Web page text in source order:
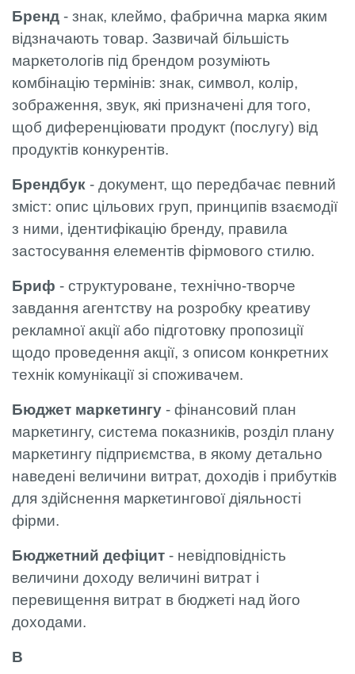
Бренд - знак, клеймо, фабрична марка яким
відзначають товар. Зазвичай більшість
маркетологів під брендом розуміють
комбінацію термінів: знак, символ, колір,
зображення, звук, які призначені для того,
щоб диференціювати продукт (послугу) від
продуктів конкурентів.
Брендбук - документ, що передбачає певний
зміст: опис цільових груп, принципів взаємодії
з ними, ідентифікацію бренду, правила
застосування елементів фірмового стилю.
Бриф - структуроване, технічно-творче
завдання агентству на розробку креативу
рекламної акції або підготовку пропозиції
щодо проведення акції, з описом конкретних
технік комунікації зі споживачем.
Бюджет маркетингу - фінансовий план
маркетингу, система показників, розділ плану
маркетингу підприємства, в якому детально
наведені величини витрат, доходів і прибутків
для здійснення маркетингової діяльності
фірми.
Бюджетний дефіцит - невідповідність
величини доходу величині витрат і
перевищення витрат в бюджеті над його
доходами.
В